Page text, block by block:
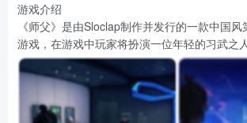
游戏介绍
《师父》是由Sloclap制作并发行的一款中国
游戏，在游戏中玩家将扮演一位年轻的习武之